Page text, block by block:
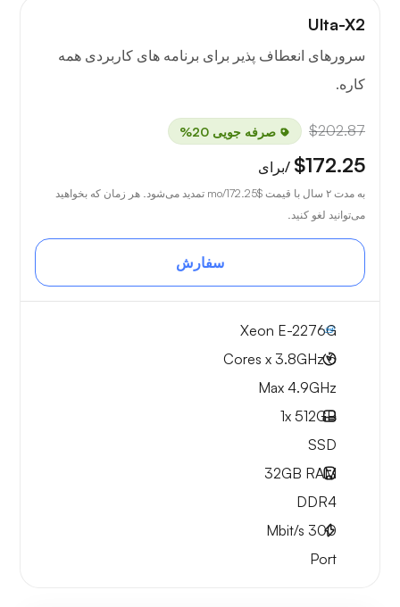
Ulta-X2
سرورهای انعطاف پذیر برای برنامه های کاربردی همه
کاره.
$202.87 صرفه جویی 20%
$172.25 /برای
به مدت ۲ سال با قیمت $172.25
/mo تمدید می‌شود. هر زمان که بخواهید
می‌توانید لغو کنید.
سفارش
Xeon E-2276G
6 Cores x 3.8GHz
Max 4.9GHz
1x 512GB
SSD
32GB RAM
DDR4
300
Port